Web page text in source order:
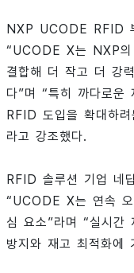
NXP UCODE RFID
“UCODE X는 NXP의
결합해 더 작고 더 강
다”며 “특히 까다로운
RFID 도입을 확대하
라고 강조했다.
RFID 솔루션 기업 네
“UCODE X는 연속
심 요소”라며 “실시간
방지와 재고 최적화에